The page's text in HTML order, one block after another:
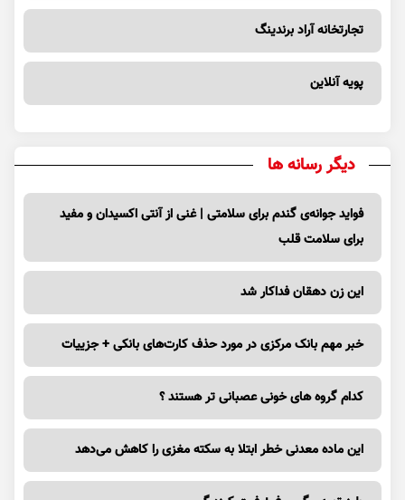
تجارتخانه آراد برندینگ
پویه آنلاین
دیگر رسانه ها
فواید جوانه‌ی گندم برای سلامتی | غنی از آنتی اکسیدان و مفید
برای سلامت قلب
این زن دهقان فداکار شد
خبر مهم بانک مرکزی در مورد حذف کارت‌های بانکی + جزییات
کدام گروه های خونی عصبانی تر هستند ؟
این ماده معدنی خطر ابتلا به سکته مغزی را کاهش می‌دهد